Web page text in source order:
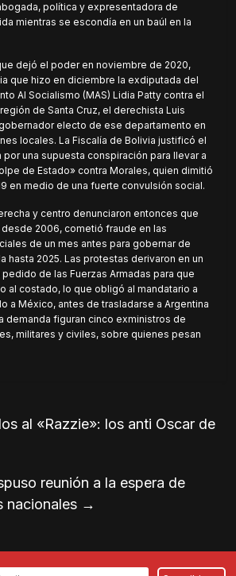
política y expresentadora de
mientras se escondía en un baúl en la
dejó el poder en noviembre de 2020,
que hizo en diciembre la exdiputada del
Al Socialismo (MAS) Lidia Patty contra el
de Santa Cruz, el derechista Luis
electo de ese departamento en
locales. La Fiscalía de Bolivia justificó el
una supuesta conspiración para llevar a
de Estado» contra Morales, quien dimitió
en medio de una fuerte convulsión social.
y centro denunciaron entonces que
2006, cometió fraude en las
de un mes antes para gobernar de
hasta 2025. Las protestas derivaron en un
de las Fuerzas Armadas para que
al costado, lo que obligó al mandatario a
a México, antes de trasladarse a Argentina
demanda figuran cinco exministros de
militares y civiles, sobre quienes pesan
al «Razzie»: los anti Oscar de
reunión a la espera de
nacionales →